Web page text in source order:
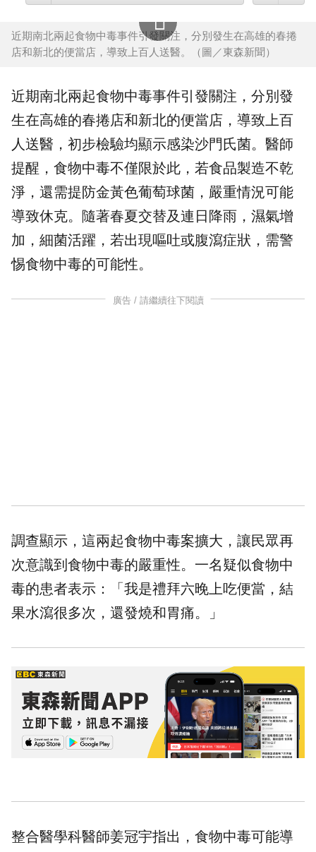
近期南北兩起食物中毒事件引發關注，分別發生在高雄的春捲
店和新北的便當店，導致上百人送醫。（圖／東森新聞）
近期南北兩起食物中毒事件引發關注，分別發
生在高雄的春捲店和新北的便當店，導致上百
人送醫，初步檢驗均顯示感染沙門氏菌。醫師
提醒，食物中毒不僅限於此，若食品製造不乾
淨，還需提防金黃色葡萄球菌，嚴重情況可能
導致休克。隨著春夏交替及連日降雨，濕氣增
加，細菌活躍，若出現嘔吐或腹瀉症狀，需警
惕食物中毒的可能性。
廣告 / 請繼續往下閱讀
調查顯示，這兩起食物中毒案擴大，讓民眾再
次意識到食物中毒的嚴重性。一名疑似食物中
毒的患者表示：「我是禮拜六晚上吃便當，結
果水瀉很多次，還發燒和胃痛。」
整合醫學科醫師姜冠宇指出，食物中毒可能導